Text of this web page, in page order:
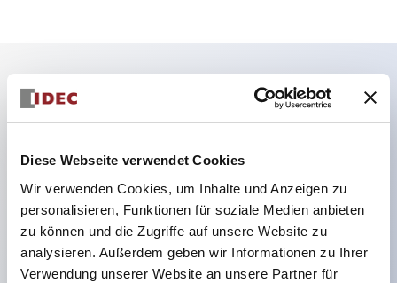
Diese Webseite verwendet Cookies
Wir verwenden Cookies, um Inhalte und Anzeigen zu
personalisieren, Funktionen für soziale Medien anbieten
zu können und die Zugriffe auf unsere Website zu
analysieren. Außerdem geben wir Informationen zu Ihrer
Verwendung unserer Website an unsere Partner für
Hauptmerkmale
Mehrfachbefestigung möglich
eine hochsichere Stiftzuhaltungsstruktur
Schutzart IP65 (IEC60529)